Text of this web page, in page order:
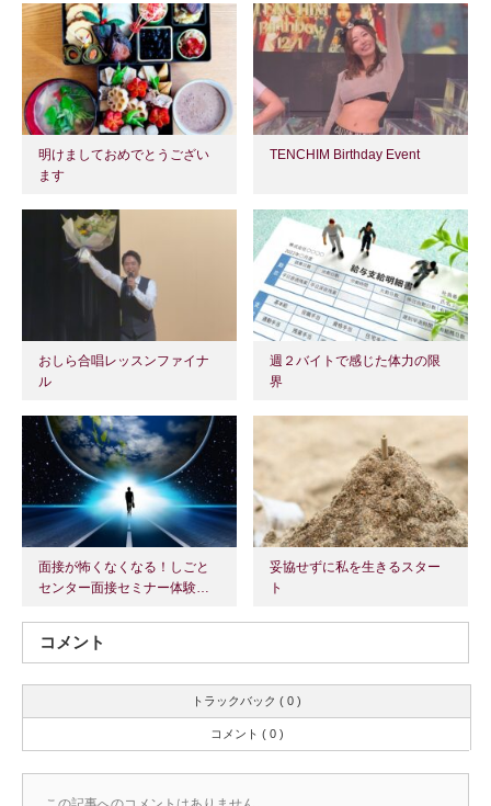
明けましておめでとうござい
ます
TENCHIM Birthday Event
おしら合唱レッスンファイナ
ル
週２バイトで感じた体力の限
界
面接が怖くなくなる！しごと
センター面接セミナー体験…
妥協せずに私を生きるスター
ト
コメント
トラックバック ( 0 )
コメント ( 0 )